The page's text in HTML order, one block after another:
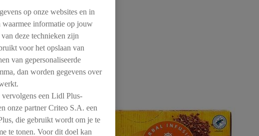
THEE
op onze websites en in
informatie op jouw
deze technieken zijn
voor het opslaan van
van gepersonaliseerde
dan worden gegevens over
vervolgens een Lidl Plus-
onze partner Criteo S.A. een
die gebruikt wordt om je te
te tonen. Voor dit doel kan